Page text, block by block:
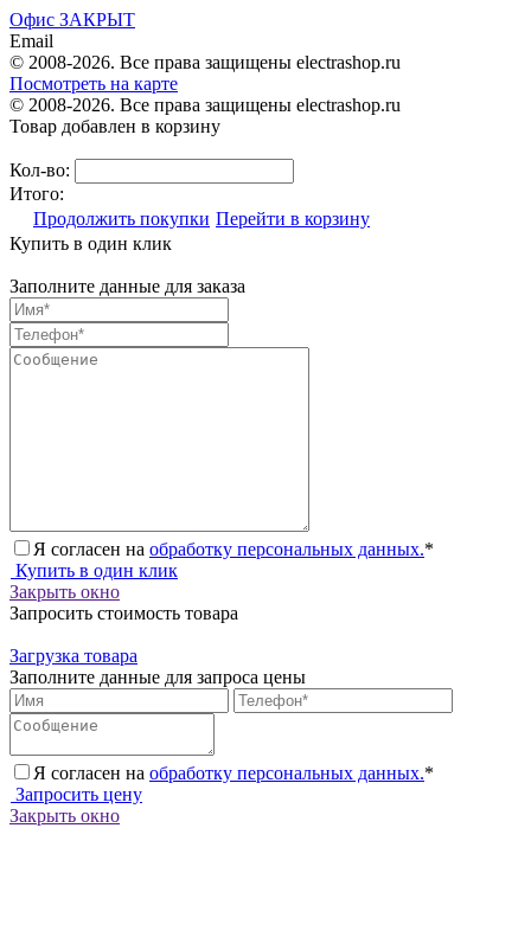
Офис ЗАКРЫТ
Email
© 2008-2026. Все права защищены electrashop.ru
Посмотреть на карте
© 2008-2026. Все права защищены electrashop.ru
Товар добавлен в корзину
Кол-во:
Итого:
Продолжить покупки Перейти в корзину
Купить в один клик
Заполните данные для заказа
Я согласен на обработку персональных данных.*
Купить в один клик
Закрыть окно
Запросить стоимость товара
Загрузка товара
Заполните данные для запроса цены
Я согласен на обработку персональных данных.*
Запросить цену
Закрыть окно